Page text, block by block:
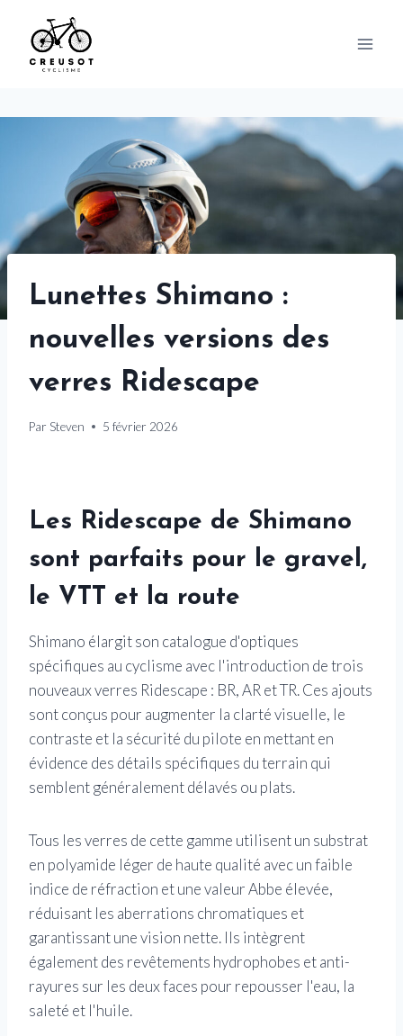
content
Lunettes Shimano :
nouvelles versions des
verres Ridescape
Par Steven 5 février 2026
Les Ridescape de Shimano
sont parfaits pour le gravel,
le VTT et la route
Shimano élargit son catalogue d'optiques
spécifiques au cyclisme avec l'introduction de trois
nouveaux verres Ridescape : BR, AR et TR. Ces ajouts
sont conçus pour augmenter la clarté visuelle, le
contraste et la sécurité du pilote en mettant en
évidence des détails spécifiques du terrain qui
semblent généralement délavés ou plats.
Tous les verres de cette gamme utilisent un substrat
en polyamide léger de haute qualité avec un faible
indice de réfraction et une valeur Abbe élevée,
réduisant les aberrations chromatiques et
garantissant une vision nette. Ils intègrent
également des revêtements hydrophobes et anti-
rayures sur les deux faces pour repousser l'eau, la
saleté et l'huile.